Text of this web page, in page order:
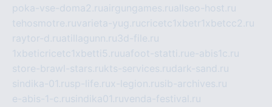
poka-vse-doma2.ruairgungames.ruallseo-host.ru
tehosmotre.ruvarieta-yug.rucricetc1xbetr1xbetcc2.ru
raytor-d.ruatillagunn.ru3d-file.ru
1xbeticricetc1xbetti5.ruuafoot-statti.rue-abis1c.ru
store-brawl-stars.rukts-services.rudark-sand.ru
sindika-01.rusp-life.rux-legion.rusib-archives.ru
e-abis-1-c.rusindika01.ruvenda-festival.ru